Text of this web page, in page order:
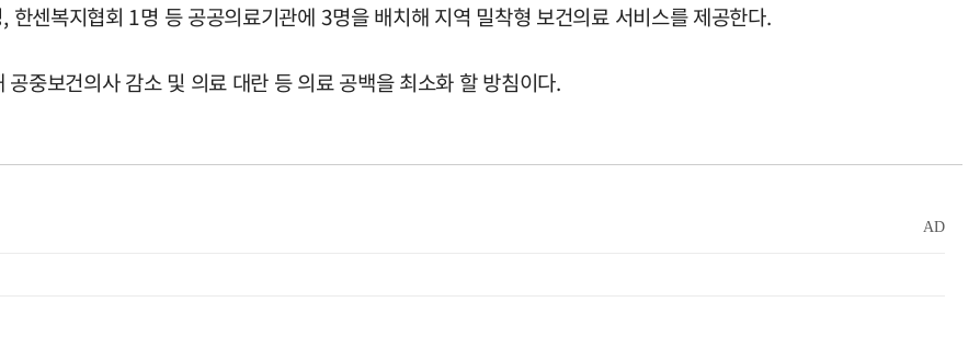
센복지협회 1명 등 공공의료기관에 3명을 배치해 지역 밀착형 보건의료 서비스를 제공한다.
중보건의사 감소 및 의료 대란 등 의료 공백을 최소화 할 방침이다.